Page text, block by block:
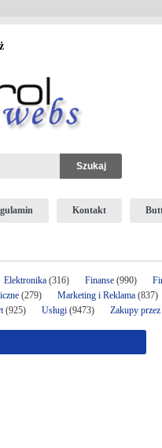
Kontakt
Elektronika (316) Finanse (990)
(279) Marketing i Reklama (837)
(925) Usługi (9473) Zakupy